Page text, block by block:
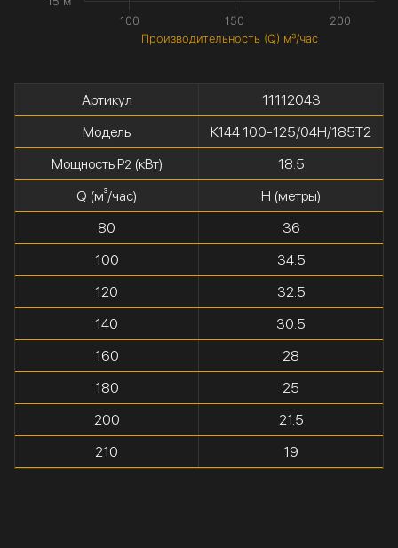
Производительность (Q) м³/час
100 150 200
Артикул
11112043
Модель
К144 100-125/04Н/185Т2
Мощность P2 (кВт)
18.5
Q (м³/час)
H (метры)
80
36
100
34.5
120
32.5
140
30.5
160
28
180
25
200
21.5
210
19